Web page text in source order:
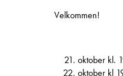
Velkommen!
oktober kl.
oktober kl